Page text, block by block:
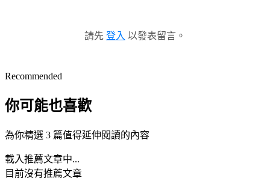
請先 登入 以發表留言。
Recommended
你可能也喜歡
為你精選 3 篇值得延伸閱讀的內容
載入推薦文章中...
目前沒有推薦文章